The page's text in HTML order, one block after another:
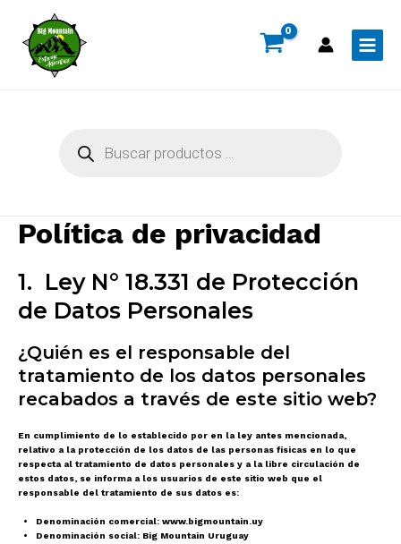
contenido
Main
Política de privacidad
1. Ley N° 18.331 de Protección
de Datos Personales
¿Quién es el responsable del
tratamiento de los datos personales
recabados a través de este sitio web?
En cumplimiento de lo establecido por en la ley antes mencionada,
relativo a la protección de los datos de las personas físicas en lo que
respecta al tratamiento de datos personales y a la libre circulación de
estos datos, se informa a los usuarios de este sitio web que el
responsable del tratamiento de sus datos es:
Denominación comercial: www.bigmountain.uy
Denominación social: Big Mountain Uruguay